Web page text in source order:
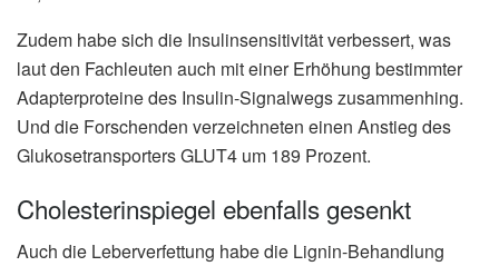
Zudem habe sich die Insulinsensitivität verbessert, was
laut den Fachleuten auch mit einer Erhöhung bestimmter
Adapterproteine des Insulin-Signalwegs zusammenhing.
Und die Forschenden verzeichneten einen Anstieg des
Glukosetransporters GLUT4 um 189 Prozent.
Cholesterinspiegel ebenfalls gesenkt
Auch die Leberverfettung habe die Lignin-Behandlung